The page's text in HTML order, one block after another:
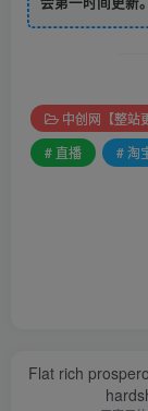
中创网【整站
# 直播
# 淘
Flat rich